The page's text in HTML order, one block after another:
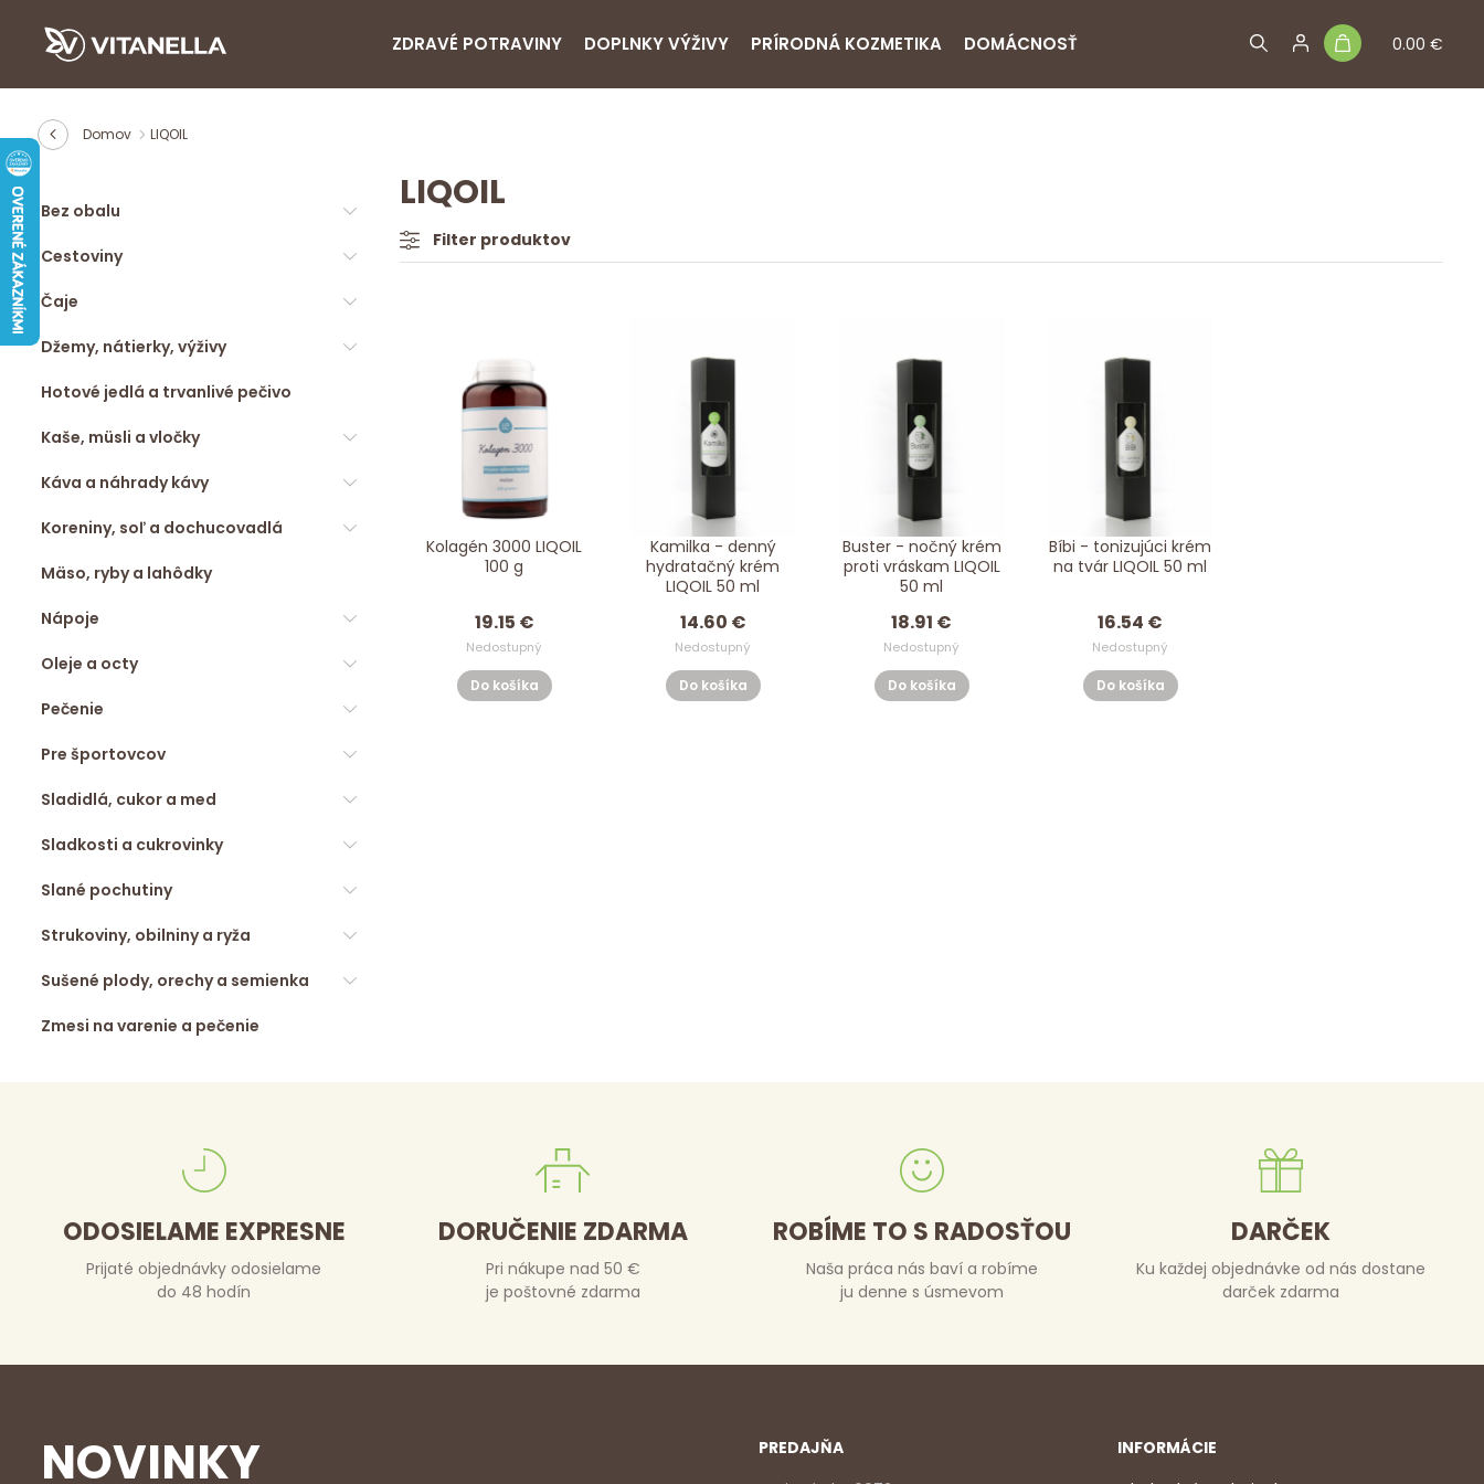
0.00 €
ZDRAVÉ POTRAVINY DOPLNKY VÝŽIVY PRÍRODNÁ KOZMETIKA DOMÁCNOSŤ
Domov LIQOIL
Bez obalu
Cestoviny
Čaje
Džemy, nátierky, výživy
Hotové jedlá a trvanlivé pečivo
Kaše, müsli a vločky
Káva a náhrady kávy
Koreniny, soľ a dochucovadlá
Mäso, ryby a lahôdky
Nápoje
Oleje a octy
Pečenie
Pre športovcov
Sladidlá, cukor a med
Sladkosti a cukrovinky
Slané pochutiny
Strukoviny, obilniny a ryža
Sušené plody, orechy a semienka
Zmesi na varenie a pečenie
LIQOIL
Filter produktov
Kolagén 3000 LIQOIL
100 g
19.15 €
Nedostupný
Do košíka
Kamilka - denný
hydratačný krém
LIQOIL 50 ml
14.60 €
Nedostupný
Do košíka
Buster - nočný krém
proti vráskam LIQOIL
50 ml
18.91 €
Nedostupný
Do košíka
Bíbi - tonizujúci krém
na tvár LIQOIL 50 ml
16.54 €
Nedostupný
Do košíka
ODOSIELAME EXPRESNE
Prijaté objednávky odosielame
do 48 hodín
DORUČENIE ZDARMA
Pri nákupe nad 50 €
je poštovné zdarma
ROBÍME TO S RADOSŤOU
Naša práca nás baví a robíme
ju denne s úsmevom
DARČEK
Ku každej objednávke od nás dostane
darček zdarma
NOVINKY
PREDAJŇA
INFORMÁCIE